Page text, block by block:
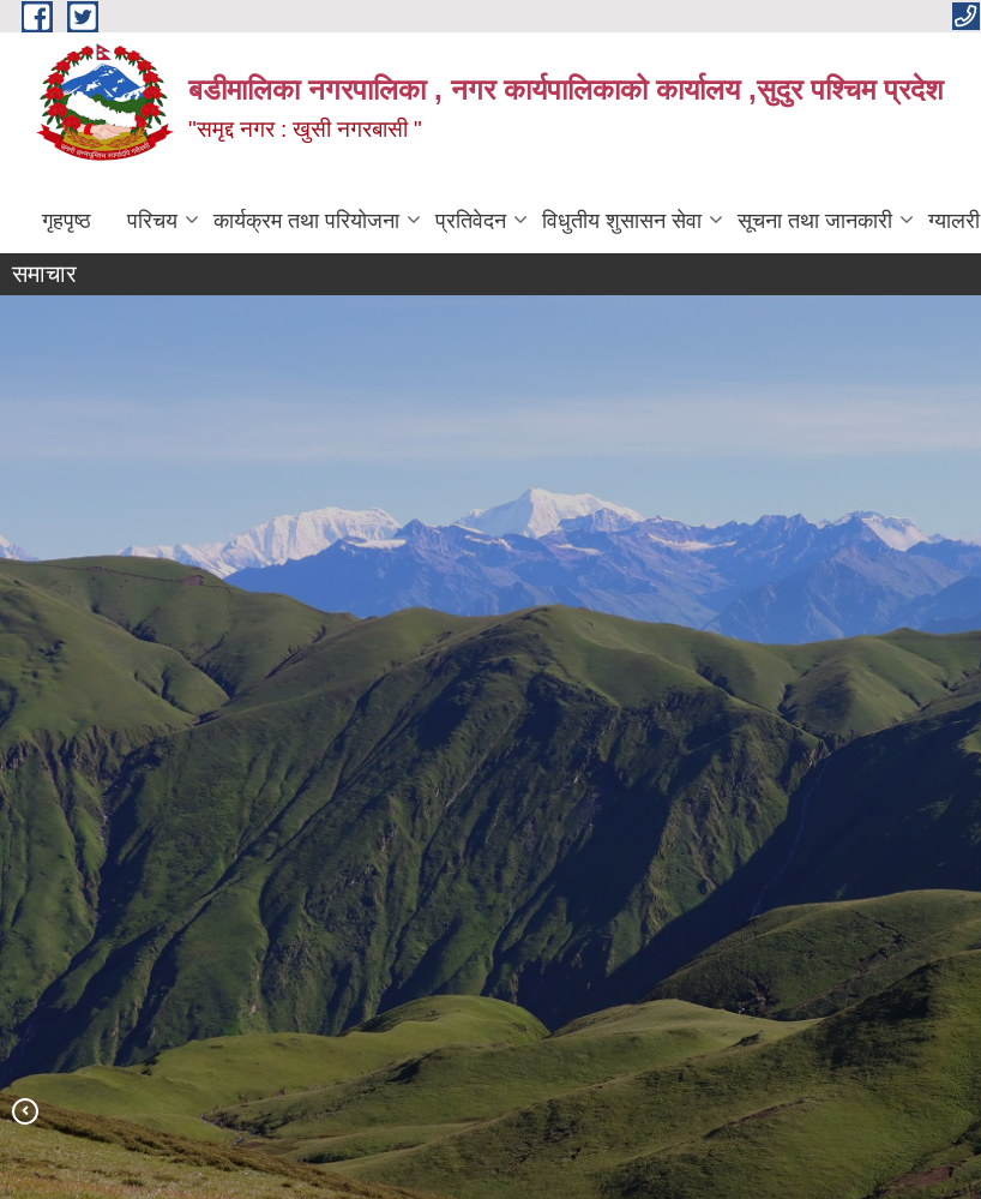
Skip to main content
बडीमालिका नगरपालिका , नगर कार्यपालिकाको कार्यालय ,सुदुर पश्चिम प्रदेश
"समृद्द नगर : खुसी नगरबासी "
गृहपृष्ठ परिचय कार्यक्रम तथा परियोजना प्रतिवेदन विधुतीय शुसासन सेवा सूचना तथा जानकारी ग्यालरी
समाचार